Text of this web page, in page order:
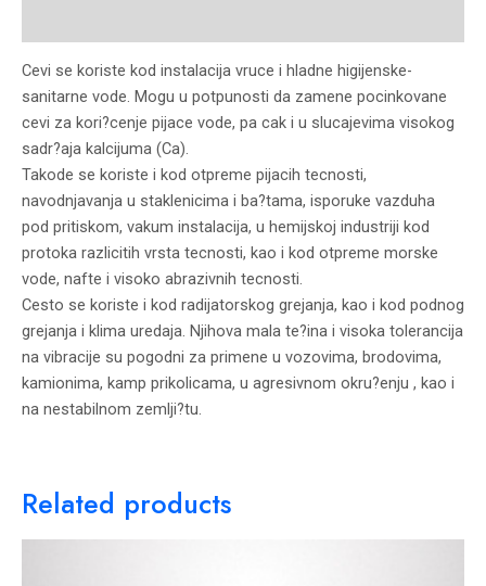
Cevi se koriste kod instalacija vruce i hladne higijenske-
sanitarne vode. Mogu u potpunosti da zamene pocinkovane
cevi za kori?cenje pijace vode, pa cak i u slucajevima visokog
sadr?aja kalcijuma (Ca).
Takode se koriste i kod otpreme pijacih tecnosti,
navodnjavanja u staklenicima i ba?tama, isporuke vazduha
pod pritiskom, vakum instalacija, u hemijskoj industriji kod
protoka razlicitih vrsta tecnosti, kao i kod otpreme morske
vode, nafte i visoko abrazivnih tecnosti.
Cesto se koriste i kod radijatorskog grejanja, kao i kod podnog
grejanja i klima uredaja. Njihova mala te?ina i visoka tolerancija
na vibracije su pogodni za primene u vozovima, brodovima,
kamionima, kamp prikolicama, u agresivnom okru?enju , kao i
na nestabilnom zemlji?tu.
Related products